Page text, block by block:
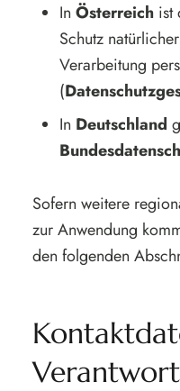
In Österreichist
Schutz
Verarbeitung
(
In Deutschland
Sofern weitere
zur Anwendung
den folgenden